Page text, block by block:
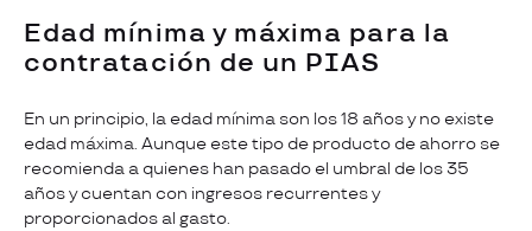
Edad mínima y máxima para la
contratación de un PIAS
En un principio, la edad mínima son los 18 años y no existe
edad máxima. Aunque este tipo de producto de ahorro se
recomienda a quienes han pasado el umbral de los 35
años y cuentan con ingresos recurrentes y
proporcionados al gasto.